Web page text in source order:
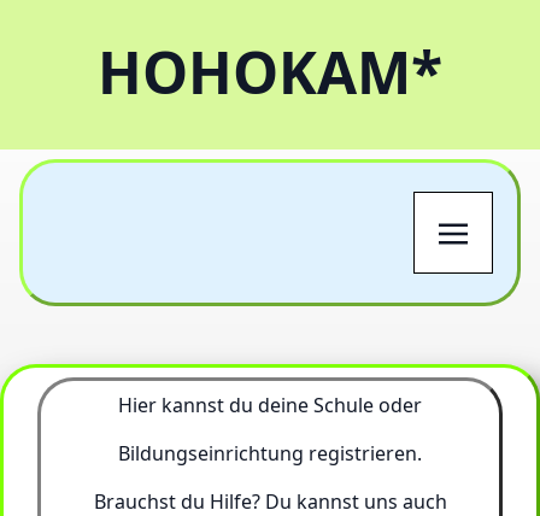
HOHOKAM*
Hier kannst du deine Schule oder
Bildungseinrichtung registrieren.
Brauchst du Hilfe? Du kannst uns auch